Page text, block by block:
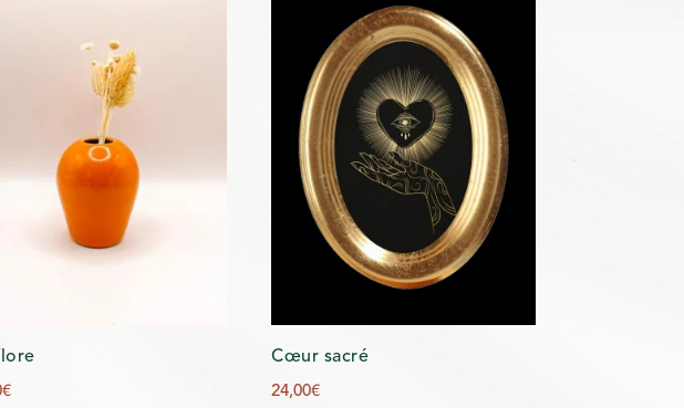
€
Cœur sacré
24,00€